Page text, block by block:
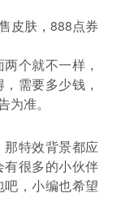
皮肤，888点券
个就不一样，
需要多少钱，
准。
特效背景都应
很多的小伙伴
，小编也希望